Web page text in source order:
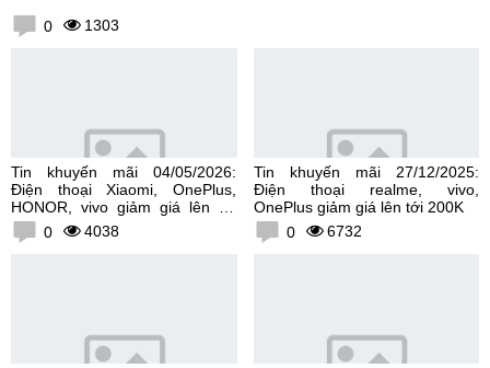
0 1303
Tin khuyến mãi 04/05/2026:
Điện thoại Xiaomi, OnePlus,
HONOR, vivo giảm giá lên tới
300K0 4038
Tin khuyến mãi 27/12/2025:
Điện thoại realme, vivo,
OnePlus giảm giá lên tới 200K
0
6732